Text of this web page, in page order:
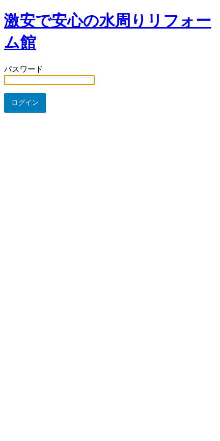
激安で安心の水周りリフォー
ム館
パスワード